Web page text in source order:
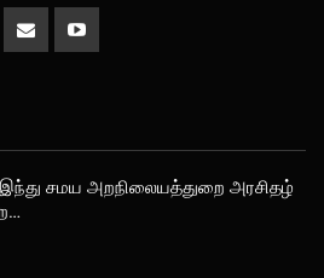
இந்து சமய அறநிலையத்துறை அரசிதழ்